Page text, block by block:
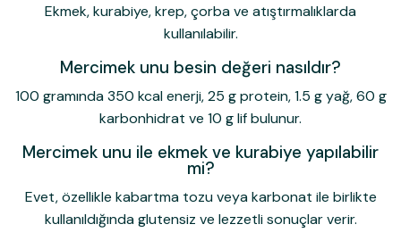
Ekmek, kurabiye, krep, çorba ve atıştırmalıklarda
kullanılabilir.
Mercimek unu besin değeri nasıldır?
100 gramında 350 kcal enerji, 25 g protein, 1.5 g yağ, 60 g
karbonhidrat ve 10 g lif bulunur.
Mercimek unu ile ekmek ve kurabiye yapılabilir
mi?
Evet, özellikle kabartma tozu veya karbonat ile birlikte
kullanıldığında glutensiz ve lezzetli sonuçlar verir.